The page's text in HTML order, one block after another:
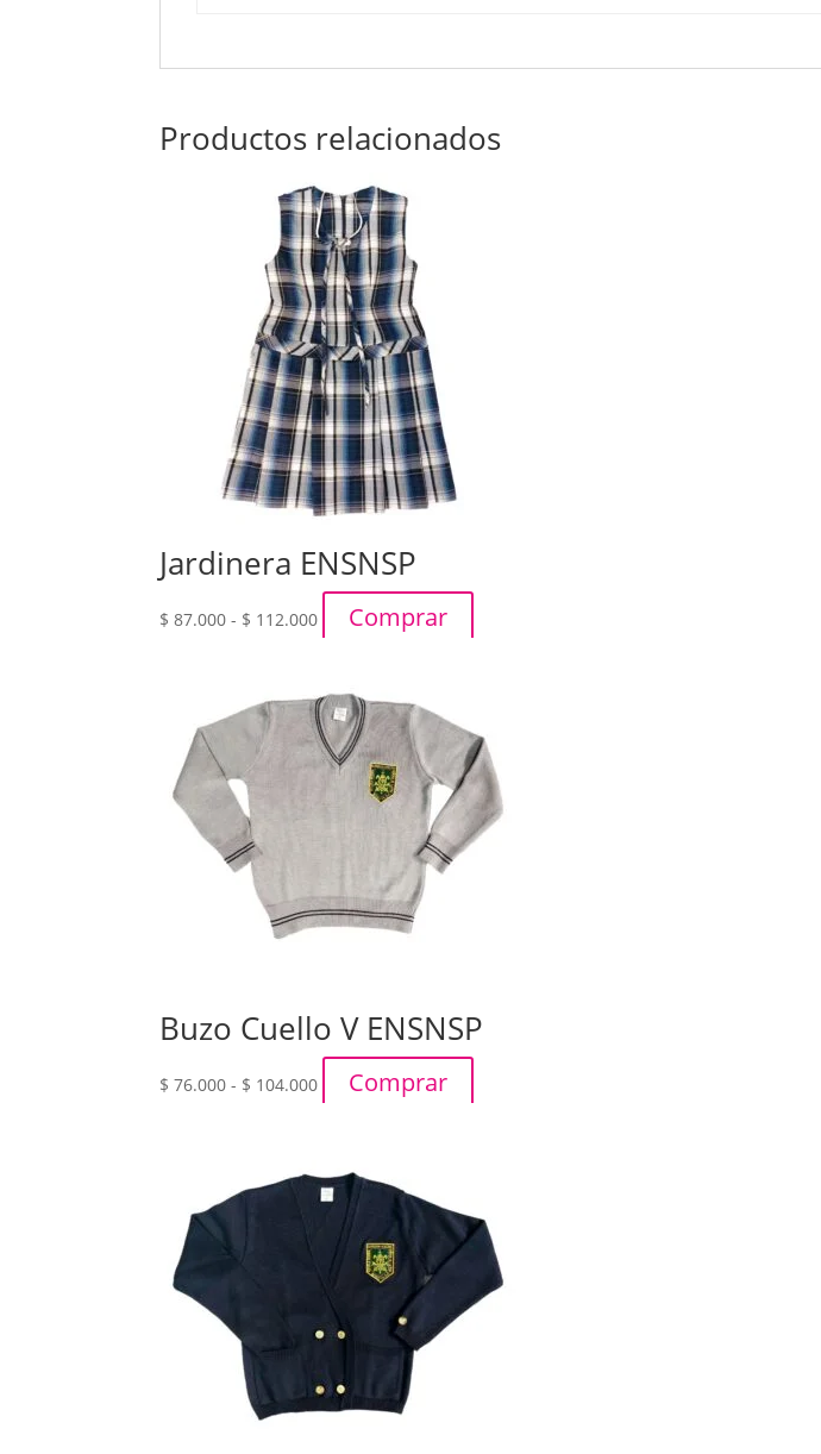
Productos relacionados
Jardinera ENSNSP
$ 87.000 - $ 112.000 Rango
de
desde
$ 87.000
hasta
$ 112.000
Comprar
Buzo Cuello V ENSNSP
$ 76.000 - $ 104.000 Rango
de
$ 76.000
hasta
$ 104.000
Comprar